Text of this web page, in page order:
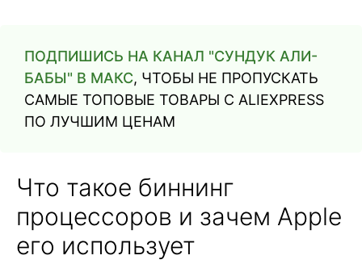
ПОДПИШИСЬ НА КАНАЛ "СУНДУК АЛИ-
БАБЫ" В МАКС, ЧТОБЫ НЕ ПРОПУСКАТЬ
САМЫЕ ТОПОВЫЕ ТОВАРЫ С ALIEXPRESS
ПО ЛУЧШИМ ЦЕНАМ
Что такое биннинг
процессоров и зачем Apple
его использует